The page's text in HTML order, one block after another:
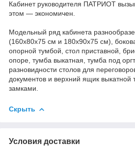
Кабинет руководителя ПАТРИОТ
этом — экономичен.
Модельный ряд кабинета
(160х80х75 см и 180х90х75 см),
опорной тумбой, стол приставной,
опоре, тумба выкатная, тумба под
разновидности столов для
документов и верхний ящик
замками.
Скрыть
Условия доставки